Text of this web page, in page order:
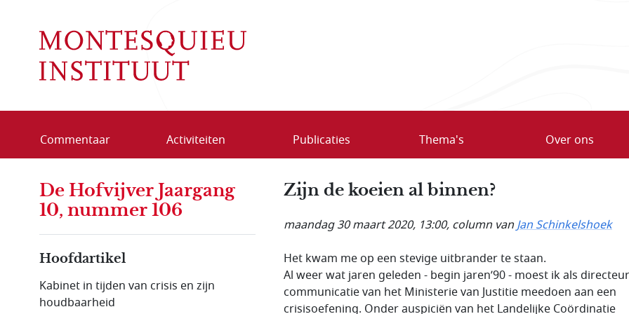
Commentaar Activiteiten Publicaties Thema's Over ons
Zijn de koeien al binnen?
maandag 30 maart 2020, 13:00, column vanJan Schinkelshoek
Het kwam me op een stevige uitbrander te staan.
Al weer wat jaren geleden - begin jaren’90 - moest ik als directeur
communicatie van het Ministerie van Justitie meedoen aan een
crisisoefening. Onder auspiciën van het Landelijke Coördinatie
De Hofvijver Jaargang
10, nummer 106
Hoofdartikel
Kabinet in tijden van crisis en zijn
houdbaarheid